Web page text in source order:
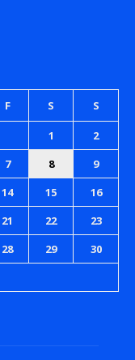
F S S
1
2
7 8
9
14 15
16
21 22
23
28 29
30